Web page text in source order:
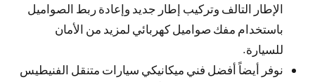
الإطار التالف وتركيب إطار جديد وإعادة ربط الصواميل
باستخدام مفك صواميل كهربائي لمزيد من الأمان
للسيارة.
نوفر أيضاً أفضل فني ميكانيكي سيارات متنقل الفنيطيس